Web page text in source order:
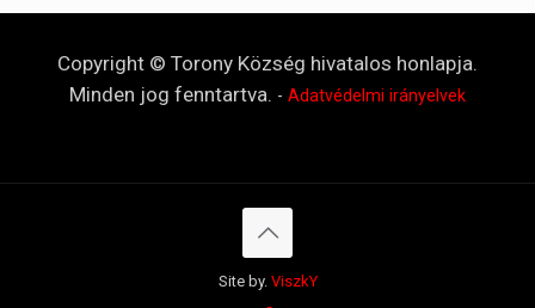
Copyright © Torony Község hivatalos honlapja.
Minden jog fenntartva. - Adatvédelmi irányelvek
Site by. ViszkY